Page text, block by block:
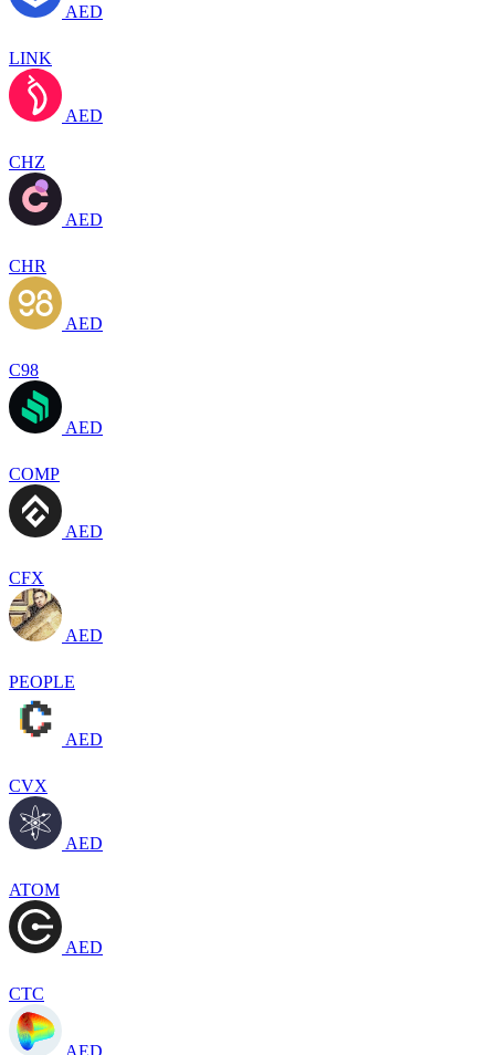
AED
LINK
AED
CHZ
AED
CHR
AED
C98
AED
COMP
AED
CFX
AED
PEOPLE
AED
CVX
AED
ATOM
AED
CTC
AED